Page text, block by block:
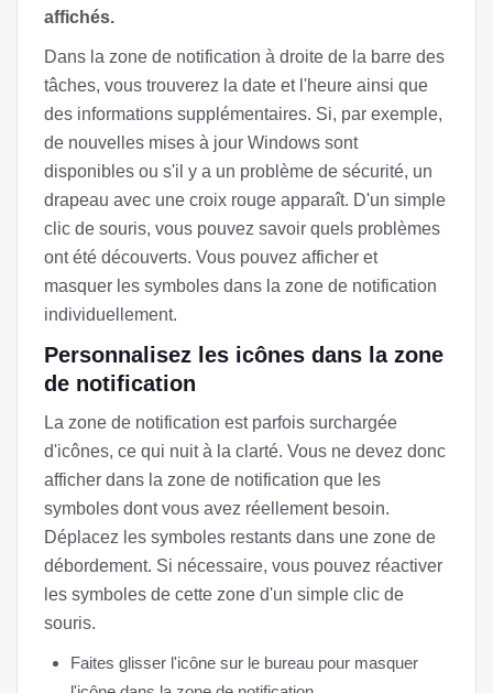
affichés.
Dans la zone de notification à droite de la barre des
tâches, vous trouverez la date et l'heure ainsi que
des informations supplémentaires. Si, par exemple,
de nouvelles mises à jour Windows sont
disponibles ou s'il y a un problème de sécurité, un
drapeau avec une croix rouge apparaît. D'un simple
clic de souris, vous pouvez savoir quels problèmes
ont été découverts. Vous pouvez afficher et
masquer les symboles dans la zone de notification
individuellement.
Personnalisez les icônes dans la zone
de notification
La zone de notification est parfois surchargée
d'icônes, ce qui nuit à la clarté. Vous ne devez donc
afficher dans la zone de notification que les
symboles dont vous avez réellement besoin.
Déplacez les symboles restants dans une zone de
débordement. Si nécessaire, vous pouvez réactiver
les symboles de cette zone d'un simple clic de
souris.
Faites glisser l'icône sur le bureau pour masquer